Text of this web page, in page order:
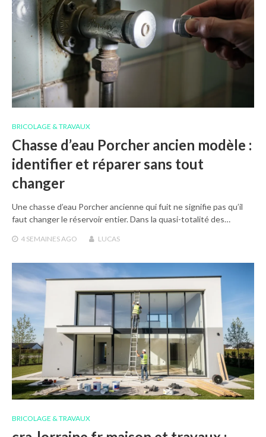
BRICOLAGE & TRAVAUX
Chasse d’eau Porcher ancien modèle :
identifier et réparer sans tout
changer
Une chasse d’eau Porcher ancienne qui fuit ne signifie pas qu’il
faut changer le réservoir entier. Dans la quasi-totalité des…
4 SEMAINES AGO LUCAS
BRICOLAGE & TRAVAUX